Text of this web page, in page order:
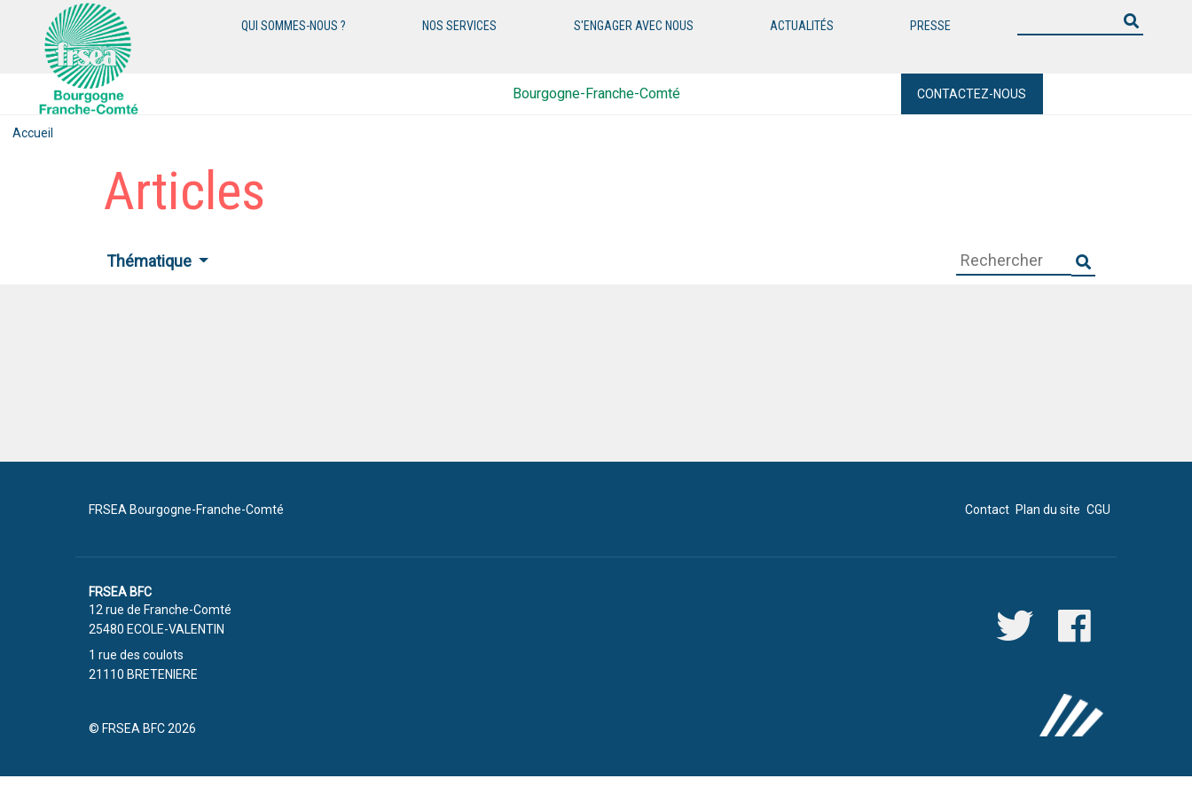
QUI SOMMES-NOUS ? NOS SERVICES S'ENGAGER AVEC NOUS ACTUALITÉS PRESSE
Bourgogne-Franche-Comté CONTACTEZ-NOUS
Accueil
Articles
Thématique
FRSEA Bourgogne-Franche-Comté Contact Plan du site CGU
FRSEA BFC
12 rue de Franche-Comté
25480 ECOLE-VALENTIN
1 rue des coulots
21110 BRETENIERE
© FRSEA BFC 2026